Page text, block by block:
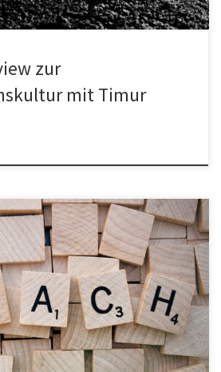
zur
mit Timur
ein zu einer Initiativveranstaltung am
der Universität Koblenz Gebäude A […]